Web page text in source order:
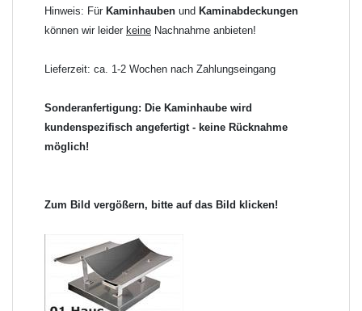
Hinweis: Für Kaminhauben und Kaminabdeckungen
können wir leider keine Nachnahme anbieten!
Lieferzeit: ca. 1-2 Wochen nach Zahlungseingang
Sonderanfertigung: Die Kaminhaube wird
kundenspezifisch angefertigt - keine Rücknahme
möglich!
Zum Bild vergößern, bitte auf das Bild klicken!